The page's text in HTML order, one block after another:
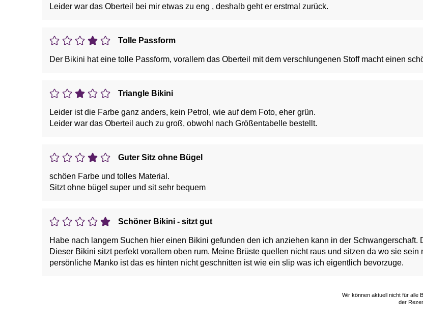
Leider war das Oberteil bei mir etwas zu eng , deshalb geht er erstmal zurück.
Tolle Passform
Der Bikini hat eine tolle Passform, vorallem das Oberteil mit dem verschlungenen Stoff macht einen
Triangle Bikini
Leider ist die Farbe ganz anders, kein Petrol, wie auf dem Foto, eher grün.
Leider war das Oberteil auch zu groß, obwohl nach Größentabelle bestellt.
Guter Sitz ohne Bügel
schöen Farbe und tolles Material.
Sitzt ohne bügel super und sit sehr bequem
Schöner Bikini - sitzt gut
Habe nach langem Suchen hier einen Bikini gefunden den ich anziehen kann in der Schwangerschaft.
Dieser Bikini sitzt perfekt vorallem oben rum. Meine Brüste quellen nicht raus und sitzen da wo sie
persönliche Manko ist das es hinten nicht geschnitten ist wie ein slip was ich eigentlich bevorzuge.
Wir können aktuell nicht für alle
der